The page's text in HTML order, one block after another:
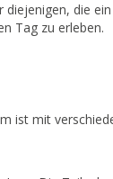
die
Tag zu erleben.
ist mit